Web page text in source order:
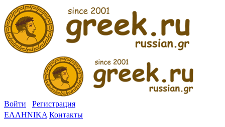
Войти
Регистрация
ΕΛΛΗΝΙΚΑ Контакты